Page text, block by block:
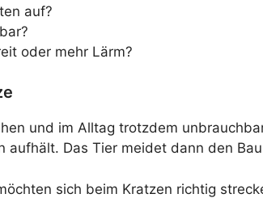
auf?
oder mehr Lärm?
und im Alltag trotzdem
aufhält. Das Tier meidet dann den
sich beim Kratzen richtig